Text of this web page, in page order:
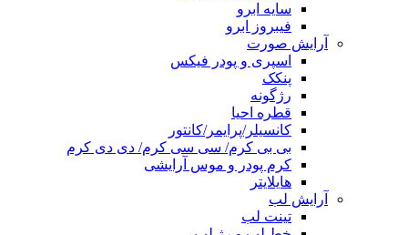
سایه ابرو
فیبروز ابرو
آرایش صورت
اسپری و پودر فیکس
پنکک
رژگونه
قطره احیا
کانسیلر/پرایمر/کانتور
بی بی کرم/ سی سی کرم/ دی دی کرم
کرم پودر و موس آرایشی
هایلایتر
آرایش لب
تینت لب